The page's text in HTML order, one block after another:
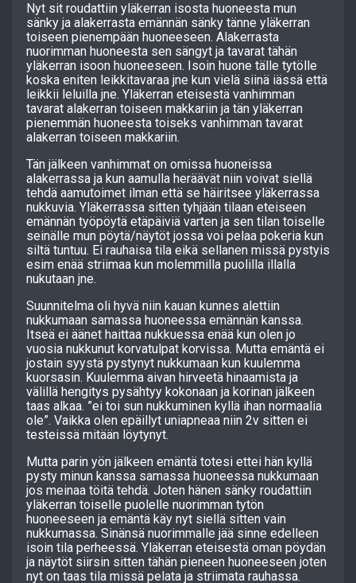
Nyt sit roudattiin yläkerran isosta huoneesta mun
sänky ja alakerrasta emännän sänky tänne yläkerran
toiseen pienempään huoneeseen. Alakerrasta
nuorimman huoneesta sen sängyt ja tavarat tähän
yläkerran isoon huoneeseen. Isoin huone tälle tytölle
koska eniten leikkitavaraa jne kun vielä siinä iässä että
leikkii leluilla jne. Yläkerran eteisestä vanhimman
tavarat alakerran toiseen makkariin ja tän yläkerran
pienemmän huoneesta toiseks vanhimman tavarat
alakerran toiseen makkariin.
Tän jälkeen vanhimmat on omissa huoneissa
alakerrassa ja kun aamulla heräävät niin voivat siellä
tehdä aamutoimet ilman että se häiritsee yläkerrassa
nukkuvia. Yläkerrassa sitten tyhjään tilaan eteiseen
emännän työpöytä etäpäiviä varten ja sen tilan toiselle
seinälle mun pöytä/näytöt jossa voi pelaa pokeria kun
siltä tuntuu. Ei rauhaisa tila eikä sellanen missä pystyis
esim enää striimaa kun molemmilla puolilla illalla
nukutaan jne.
Suunnitelma oli hyvä niin kauan kunnes alettiin
nukkumaan samassa huoneessa emännän kanssa.
Itseä ei äänet haittaa nukkuessa enää kun olen jo
vuosia nukkunut korvatulpat korvissa. Mutta emäntä ei
jostain syystä pystynyt nukkumaan kun kuulemma
kuorsasin. Kuulemma aivan hirveetä hinaamista ja
välillä hengitys pysähtyy kokonaan ja korinan jälkeen
taas alkaa. ”ei toi sun nukkuminen kyllä ihan normaalia
ole”. Vaikka olen epäillyt uniapneaa niin 2v sitten ei
testeissä mitään löytynyt.
Mutta parin yön jälkeen emäntä totesi ettei hän kyllä
pysty minun kanssa samassa huoneessa nukkumaan
jos meinaa töitä tehdä. Joten hänen sänky roudattiin
yläkerran toiselle puolelle nuorimman tytön
huoneeseen ja emäntä käy nyt siellä sitten vain
nukkumassa. Sinänsä nuorimmalle jää sinne edelleen
isoin tila perheessä. Yläkerran eteisestä oman pöydän
ja näytöt siirsin sitten tähän pieneen huoneeseen joten
nyt on taas tila missä pelata ja striimata rauhassa.